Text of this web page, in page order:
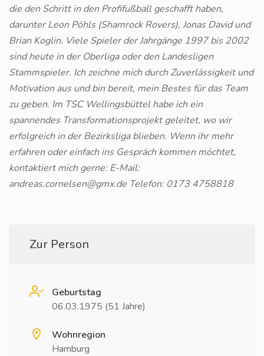
die den Schritt in den Profifußball geschafft haben,
darunter Leon Pöhls (Shamrock Rovers), Jonas David und
Brian Koglin. Viele Spieler der Jahrgänge 1997 bis 2002
sind heute in der Oberliga oder den Landesligen
Stammspieler. Ich zeichne mich durch Zuverlässigkeit und
Motivation aus und bin bereit, mein Bestes für das Team
zu geben. Im TSC Wellingsbüttel habe ich ein
spannendes Transformationsprojekt geleitet, wo wir
erfolgreich in der Bezirksliga blieben. Wenn ihr mehr
erfahren oder einfach ins Gespräch kommen möchtet,
kontaktiert mich gerne: E-Mail:
andreas.cornelsen@gmx.de Telefon: 0173 4758818
Zur Person
Geburtstag
06.03.1975 (51 Jahre)
Wohnregion
Hamburg